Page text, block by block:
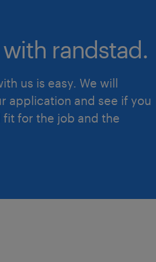
randstad.
us is easy. We will
application and see if you
fit for the job and the